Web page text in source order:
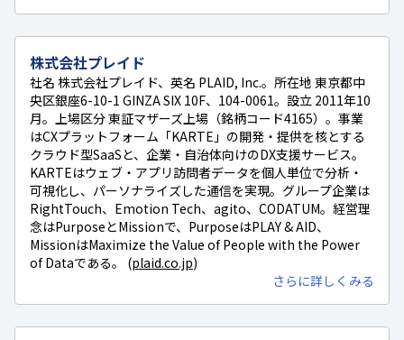
株式会社プレイド
社名 株式会社プレイド、英名 PLAID, Inc.。所在地 東京都中
央区銀座6-10-1 GINZA SIX 10F、104-0061。設立 2011年10
月。上場区分 東証マザーズ上場（銘柄コード4165）。事業
はCXプラットフォーム「KARTE」の開発・提供を核とする
クラウド型SaaSと、企業・自治体向けのDX支援サービス。
KARTEはウェブ・アプリ訪問者データを個人単位で分析・
可視化し、パーソナライズした通信を実現。グループ企業は
RightTouch、Emotion Tech、agito、CODATUM。経営理
念はPurposeとMissionで、PurposeはPLAY & AID、
MissionはMaximize the Value of People with the Power
of Dataである。 (plaid.co.jp)
さらに詳しくみる